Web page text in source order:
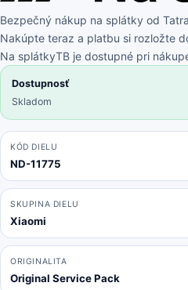
Adhesive
-
320802400049
Genuine
Service
Pack
Bezpečný nákup na splátky od
Nakúpte teraz a platbu si rozložte
Na splátkyTB je dostupné pri
Dostupnosť
Skladom
KÓD DIELU
ND-11775
SKUPINA DIELU
Xiaomi
ORIGINALITA
Original Service Pack